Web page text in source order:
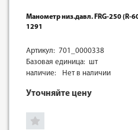
Манометр низ.давл. FRG-250 (R-
1291
Артикул: 701_0000338
Базовая единица: шт
наличие:
Нет в наличии
Уточняйте цену